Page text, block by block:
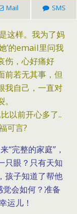
Mail SMS
这样。我为了妈
’的email里问我
伤，心好痛好
前若无其事，但
我自己，一直对
以前开心多了..
可言?
“完整的家庭”，
只眼？只有天知
孩子知道了帮他
觉会如何？准备
运儿！